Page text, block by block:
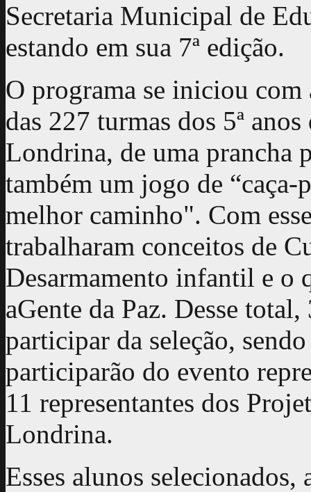
Secretaria Municipal de
estando em sua 7ª edição.
O programa se iniciou
das 227 turmas dos 5ª
Londrina, de uma prancha
também um jogo de “caça-
melhor caminho". Com
trabalharam conceitos de
Desarmamento infantil e o
aGente da Paz. Desse
participar da seleção,
participarão do evento
11 representantes dos
Londrina.
Esses alunos selecionados,